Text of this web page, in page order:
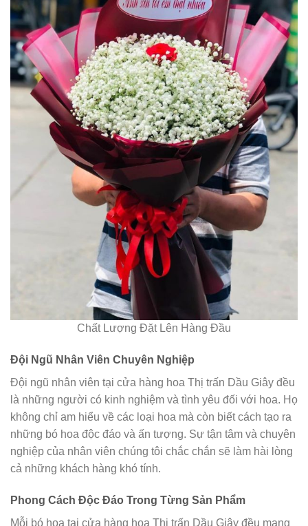
Chất Lượng Đặt Lên Hàng Đầu
Đội Ngũ Nhân Viên Chuyên Nghiệp
Đội ngũ nhân viên tại cửa hàng hoa Thị trấn Dầu Giây đều
là những người có kinh nghiệm và tình yêu đối với hoa. Họ
không chỉ am hiểu về các loại hoa mà còn biết cách tạo ra
những bó hoa độc đáo và ấn tượng. Sự tận tâm và chuyên
nghiệp của nhân viên chúng tôi chắc chắn sẽ làm hài lòng
cả những khách hàng khó tính.
Phong Cách Độc Đáo Trong Từng Sản Phẩm
Mỗi bó hoa tại cửa hàng hoa Thị trấn Dầu Giây đều mang